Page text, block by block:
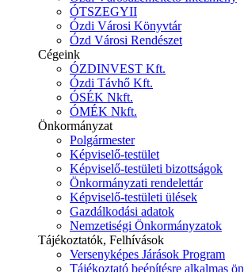
ÓTSZEGYII
Ózdi Városi Könyvtár
Ózd Városi Rendészet
Cégeink
ÓZDINVEST Kft.
Ózdi Távhő Kft.
ÓSÉK Nkft.
ÓMÉK Nkft.
Önkormányzat
Polgármester
Képviselő-testület
Képviselő-testületi bizottságok
Önkormányzati rendelettár
Képviselő-testületi ülések
Gazdálkodási adatok
Nemzetiségi Önkormányzatok
Tájékoztatók, Felhívások
Versenyképes Járások Program
Tájékoztató beépítésre alkalmas